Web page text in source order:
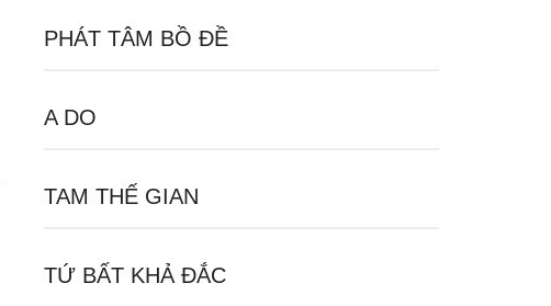
PHÁT TÂM BỒ ĐỀ
A DO
TAM THẾ GIAN
TỨ BẤT KHẢ ĐẮC